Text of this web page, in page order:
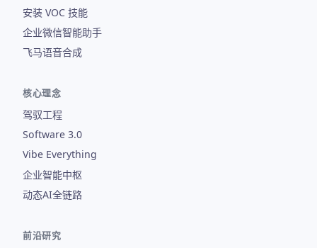
安装 VOC 技能
企业微信智能助手
飞马语音合成
核心理念
驾驭工程
Software 3.0
Vibe Everything
企业智能中枢
动态AI全链路
前沿研究